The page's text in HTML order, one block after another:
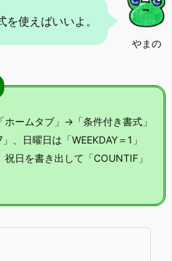
やまの
使えばいいよ。
ームタブ」→「条件付き書式」
、日曜日は「WEEKDAY＝1」
日を書き出して「COUNTIF」